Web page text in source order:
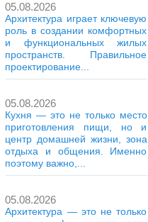
05.08.2026
Архитектура играет ключевую
роль в создании комфортных
и функциональных жилых
пространств. Правильное
проектирование...
05.08.2026
Кухня — это не только место
приготовления пищи, но и
центр домашней жизни, зона
отдыха и общения. Именно
поэтому важно,...
05.08.2026
Архитектура — это не только